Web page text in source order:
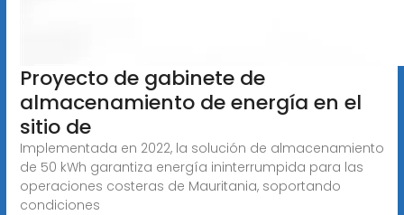
Proyecto de gabinete de
almacenamiento de energía en el
sitio de
Implementada en 2022, la solución de almacenamiento
de 50 kWh garantiza energía ininterrumpida para las
operaciones costeras de Mauritania, soportando
condiciones